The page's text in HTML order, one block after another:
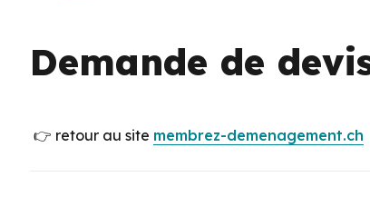
👉 retour au site membrez-demenagement.ch